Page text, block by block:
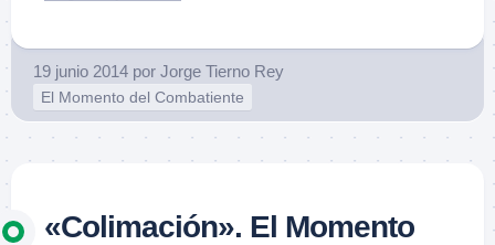
19 junio 2014 por Jorge Tierno Rey
El Momento del Combatiente
«Colimación». El Momento